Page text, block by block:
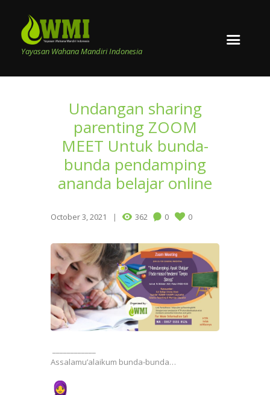
Yayasan Wahana Mandiri Indonesia
Undangan sharing
parenting ZOOM
MEET Untuk bunda-
bunda pendamping
ananda belajar online
October 3, 2021 362 0 0
Assalamu’alaikum bunda-bunda…